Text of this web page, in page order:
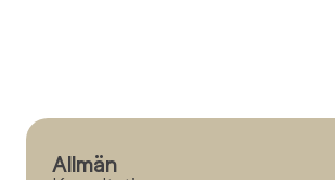
Allmän